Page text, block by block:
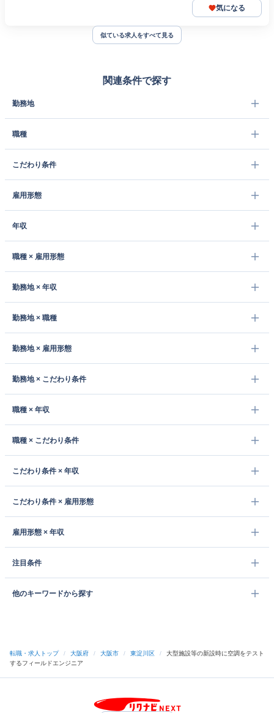
気になる
似ている求人をすべて見る
関連条件で探す
勤務地
職種
こだわり条件
雇用形態
年収
職種 × 雇用形態
勤務地 × 年収
勤務地 × 職種
勤務地 × 雇用形態
勤務地 × こだわり条件
職種 × 年収
職種 × こだわり条件
こだわり条件 × 年収
こだわり条件 × 雇用形態
雇用形態 × 年収
注目条件
他のキーワードから探す
転職・求人トップ / 大阪府 / 大阪市 / 東淀川区 /
大型施設等の新設時に空調をテスト
するフィールドエンジニア